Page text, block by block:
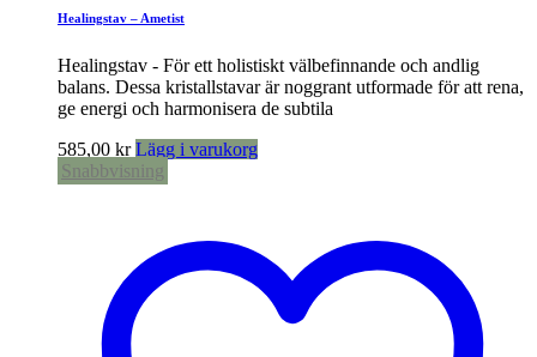
Healingstav – Ametist
Healingstav - För ett holistiskt välbefinnande och andlig
balans. Dessa kristallstavar är noggrant utformade för att rena,
ge energi och harmonisera de subtila
585,00 kr Lägg i varukorg
Snabbvisning